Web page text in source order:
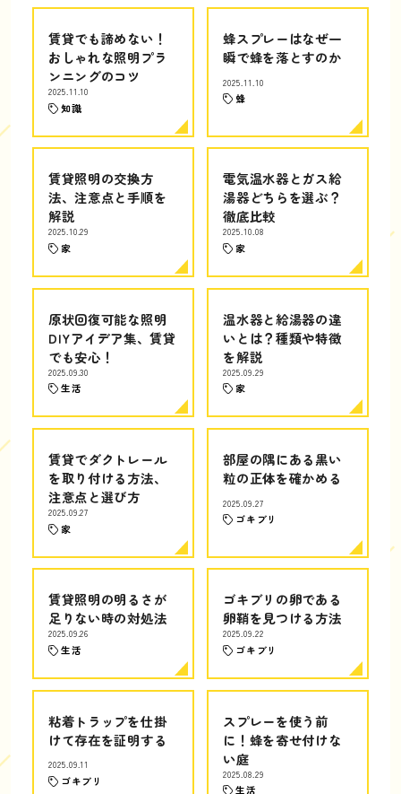
賃貸でも諦めない！
おしゃれな照明プラ
ンニングのコツ
2025.11.10
知識
蜂スプレーはなぜ一
瞬で蜂を落とすのか
2025.11.10
蜂
賃貸照明の交換方
法、注意点と手順を
解説
2025.10.29
家
電気温水器とガス給
湯器どちらを選ぶ？
徹底比較
2025.10.08
家
原状回復可能な照明
DIYアイデア集、賃貸
でも安心！
2025.09.30
生活
温水器と給湯器の違
いとは？種類や特徴
を解説
2025.09.29
家
賃貸でダクトレール
を取り付ける方法、
注意点と選び方
2025.09.27
家
部屋の隅にある黒い
粒の正体を確かめる
2025.09.27
ゴキブリ
賃貸照明の明るさが
足りない時の対処法
2025.09.26
生活
ゴキブリの卵である
卵鞘を見つける方法
2025.09.22
ゴキブリ
粘着トラップを仕掛
けて存在を証明する
2025.09.11
ゴキブリ
スプレーを使う前
に！蜂を寄せ付けな
い庭
2025.08.29
生活